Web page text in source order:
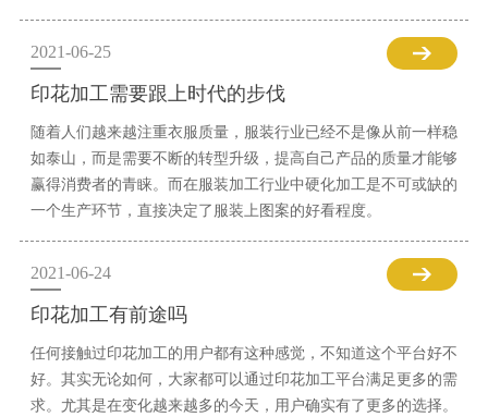
2021-06-25
印花加工需要跟上时代的步伐
随着人们越来越注重衣服质量，服装行业已经不是像从前一样稳
如泰山，而是需要不断的转型升级，提高自己产品的质量才能够
赢得消费者的青睐。而在服装加工行业中硬化加工是不可或缺的
一个生产环节，直接决定了服装上图案的好看程度。
2021-06-24
印花加工有前途吗
任何接触过印花加工的用户都有这种感觉，不知道这个平台好不
好。其实无论如何，大家都可以通过印花加工平台满足更多的需
求。尤其是在变化越来越多的今天，用户确实有了更多的选择。